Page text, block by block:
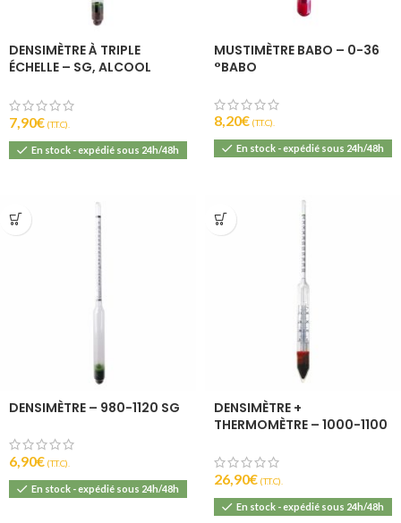
DENSIMÈTRE À TRIPLE
ÉCHELLE – SG, ALCOOL
7,90€ (T.T.C).
En stock - expédié sous 24h/48h
MUSTIMÈTRE BABO – 0-36
°BABO
8,20€ (T.T.C).
En stock - expédié sous 24h/48h
DENSIMÈTRE – 980-1120 SG
6,90€ (T.T.C).
En stock - expédié sous 24h/48h
DENSIMÈTRE +
THERMOMÈTRE – 1000-1100
26,90€ (T.T.C).
En stock - expédié sous 24h/48h